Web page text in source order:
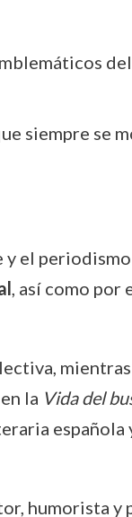
siempre
el
, así como por
la Vida del
humorista y